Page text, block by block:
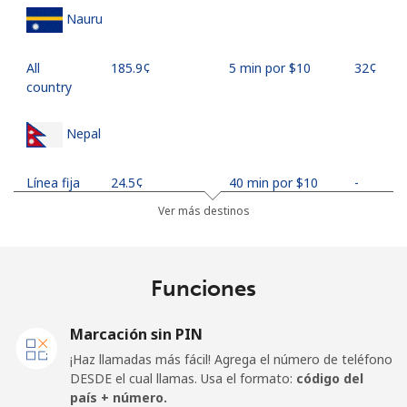
Nauru
All
country
⁦185.9¢⁩ 5 min por ⁦$10⁩ ⁦32¢⁩
Nepal
Línea fija ⁦24.5¢⁩ 40 min por ⁦$10⁩ -
⁦22.5¢⁩ 44 min por ⁦$10⁩ ⁦13¢⁩
Ver más destinos
Funciones
Marcación sin PIN
¡Haz llamadas más fácil! Agrega el número de teléfono
DESDE el cual llamas. Usa el formato: código del
país + número.